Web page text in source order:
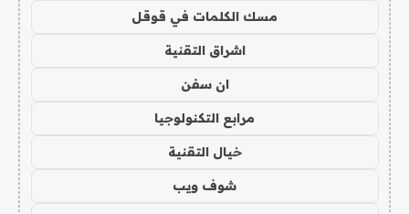
مسك الكلمات في قوقل
اشراق التقنية
ان سفن
مرابع التكنولوجيا
خيال التقنية
شوف ويب